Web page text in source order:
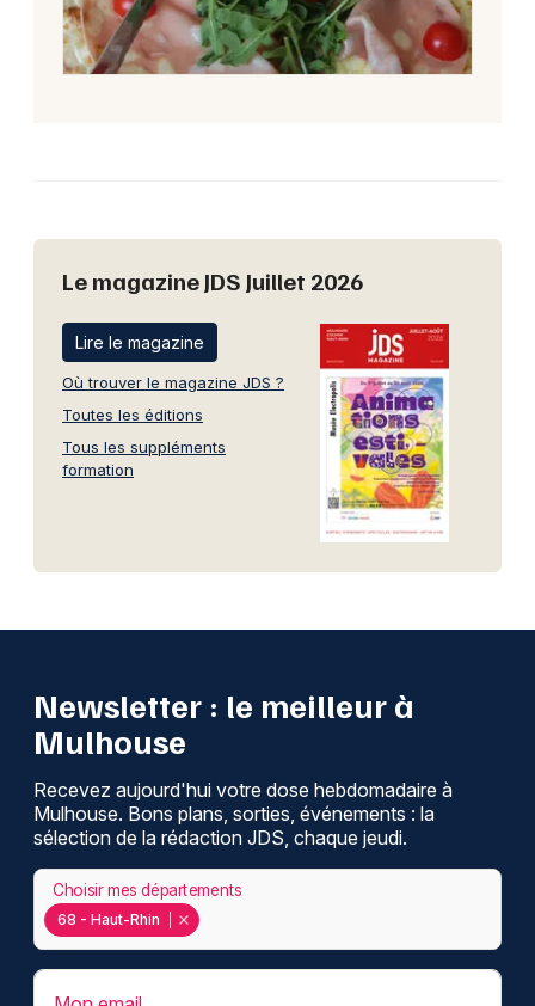
Le magazine JDS Juillet 2026
Lire le magazine
Où trouver le magazine JDS ?
Toutes les éditions
Tous les suppléments
formation
Newsletter : le meilleur à
Mulhouse
Recevez aujourd'hui votre dose hebdomadaire à
Mulhouse. Bons plans, sorties, événements : la
sélection de la rédaction JDS, chaque jeudi.
68 - Haut-Rhin
Choisir mes départements